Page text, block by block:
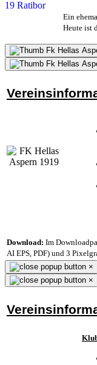
Ein
Heute ist
Download: Im
AI EPS, PDF) und 3
×
×